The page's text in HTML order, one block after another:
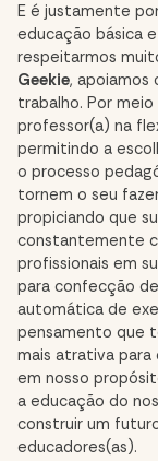
E é justamente
educação básica
respeitarmos
Geekie, apoiamos
trabalho. Por meio
professor(a) na
permitindo a
o processo
tornem o seu
propiciando que
constantemente
profissionais em
para confecção
automática de
pensamento que
mais atrativa para
em nosso
a educação do
construir um
educadores(as).